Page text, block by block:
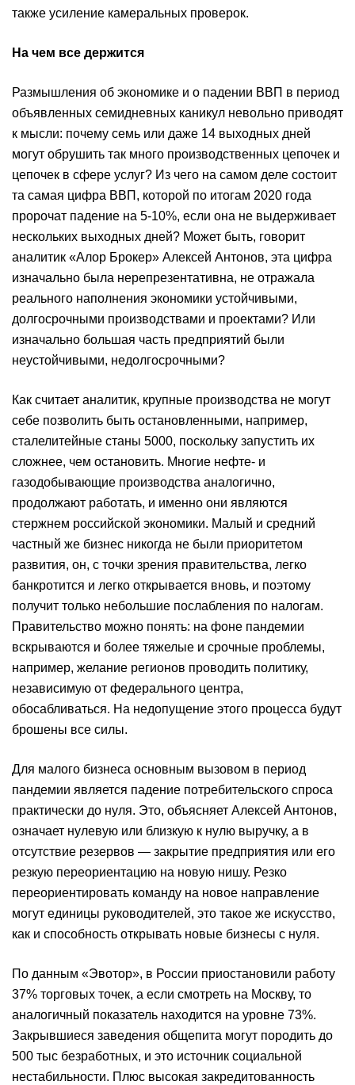
также усиление камеральных проверок.
На чем все держится
Размышления об экономике и о падении ВВП в период
объявленных семидневных каникул невольно приводят
к мысли: почему семь или даже 14 выходных дней
могут обрушить так много производственных цепочек и
цепочек в сфере услуг? Из чего на самом деле состоит
та самая цифра ВВП, которой по итогам 2020 года
пророчат падение на 5-10%, если она не выдерживает
нескольких выходных дней? Может быть, говорит
аналитик «Алор Брокер» Алексей Антонов, эта цифра
изначально была нерепрезентативна, не отражала
реального наполнения экономики устойчивыми,
долгосрочными производствами и проектами? Или
изначально большая часть предприятий были
неустойчивыми, недолгосрочными?
Как считает аналитик, крупные производства не могут
себе позволить быть остановленными, например,
сталелитейные станы 5000, поскольку запустить их
сложнее, чем остановить. Многие нефте- и
газодобывающие производства аналогично,
продолжают работать, и именно они являются
стержнем российской экономики. Малый и средний
частный же бизнес никогда не были приоритетом
развития, он, с точки зрения правительства, легко
банкротится и легко открывается вновь, и поэтому
получит только небольшие послабления по налогам.
Правительство можно понять: на фоне пандемии
вскрываются и более тяжелые и срочные проблемы,
например, желание регионов проводить политику,
независимую от федерального центра,
обосабливаться. На недопущение этого процесса будут
брошены все силы.
Для малого бизнеса основным вызовом в период
пандемии является падение потребительского спроса
практически до нуля. Это, объясняет Алексей Антонов,
означает нулевую или близкую к нулю выручку, а в
отсутствие резервов — закрытие предприятия или его
резкую переориентацию на новую нишу. Резко
переориентировать команду на новое направление
могут единицы руководителей, это такое же искусство,
как и способность открывать новые бизнесы с нуля.
По данным «Эвотор», в России приостановили работу
37% торговых точек, а если смотреть на Москву, то
аналогичный показатель находится на уровне 73%.
Закрывшиеся заведения общепита могут породить до
500 тыс безработных, и это источник социальной
нестабильности. Плюс высокая закредитованность